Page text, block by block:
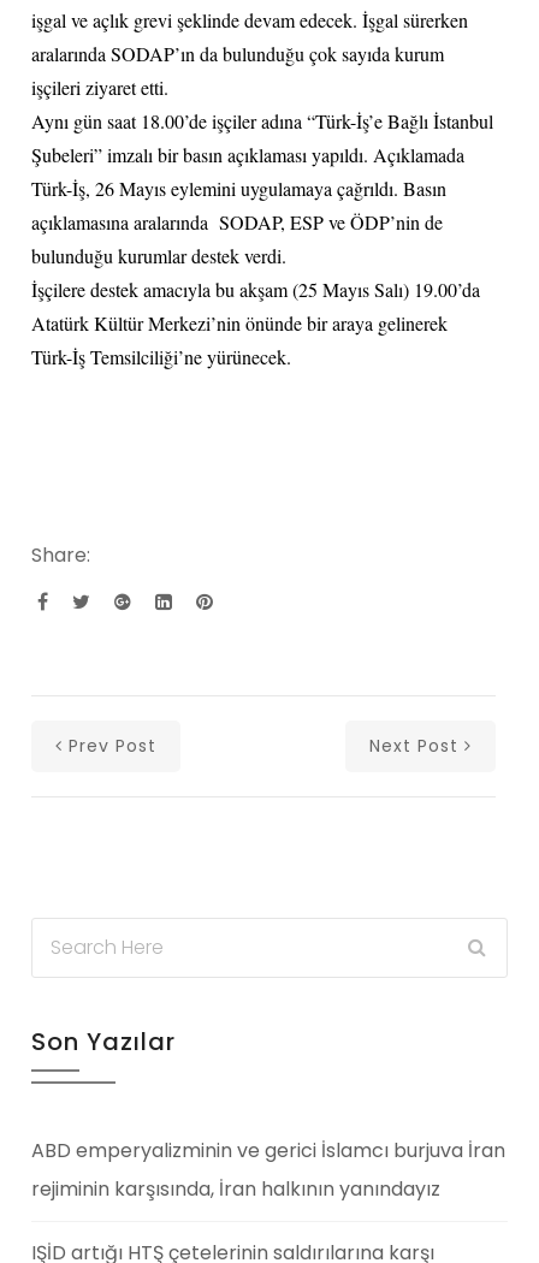
işgal ve açlık grevi şeklinde devam edecek. İşgal sürerken
aralarında SODAP’ın da bulunduğu çok sayıda kurum
işçileri ziyaret etti.
Aynı gün saat 18.00’de işçiler adına “Türk-İş’e Bağlı İstanbul
Şubeleri” imzalı bir basın açıklaması yapıldı. Açıklamada
Türk-İş, 26 Mayıs eylemini uygulamaya çağrıldı. Basın
açıklamasına aralarında SODAP, ESP ve ÖDP’nin de
bulunduğu kurumlar destek verdi.
İşçilere destek amacıyla bu akşam (25 Mayıs Salı) 19.00’da
Atatürk Kültür Merkezi’nin önünde bir araya gelinerek
Türk-İş Temsilciliği’ne yürünecek.
Share:
Prev Post Next Post
Son Yazılar
ABD emperyalizminin ve gerici İslamcı burjuva İran
rejiminin karşısında, İran halkının yanındayız
IŞİD artığı HTŞ çetelerinin saldırılarına karşı